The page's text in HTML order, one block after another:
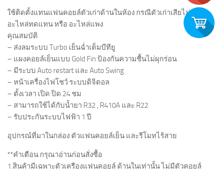
ใช้ติดตั้งแทนแฟนคอยล์ตัวเก่าด้านในห้อง กรณีตัวเก่าเสียไม่มี
อะไหล่ทดแทน หรือ อะไหล่แพง
คุณสมบัติ
– ส่งลมระบบ Turbo เย็นฉ่ำเต็มบีทียู
– แผงคอยล์เย็นแบบ Gold Fin ป้องกันความชื้นไม่ผุกร่อน
– มีระบบ Auto restart และ Auto Swing
– หน้าเครื่องไฟโชว์ ระบบดิจิตอล
– ตั้งเวลา เปิด ปิด 24 ชม
– สามารถใช้ได้กับน้ำยา R32 , R410A และ R22
– รับประกันระบบไฟฟ้า 1 ปี
อุปกรณ์ที่มาในกล่อง ตัวแฟนคอยล์เย็น และรีโมทไร้สาย
**คำเตือน กรุณาอ่านก่อนสั่งซื้อ
1.สินค้ามีเฉพาะตัวเครืองแฟนคอยล์ ด้านในเท่านั้น ไม่มีตัวคอยล์